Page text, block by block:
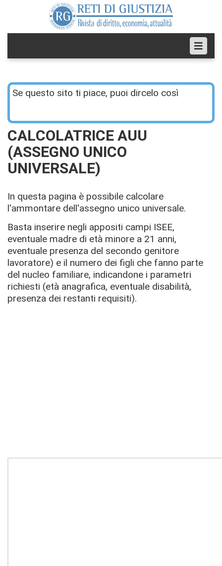
Se questo sito ti piace, puoi dircelo così
CALCOLATRICE AUU
(ASSEGNO UNICO
UNIVERSALE)
In questa pagina è possibile calcolare
l'ammontare dell'assegno unico universale.
Basta inserire negli appositi campi ISEE,
eventuale madre di età minore a 21 anni,
eventuale presenza del secondo genitore
lavoratore) e il numero dei figli che fanno parte
del nucleo familiare, indicandone i parametri
richiesti (età anagrafica, eventuale disabilità,
presenza dei restanti requisiti).